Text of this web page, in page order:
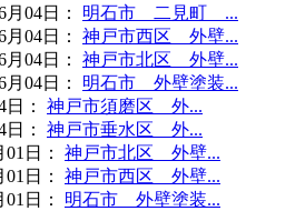
月04日 ：
明石市 二見町 ...
月04日 ：
神戸市西区 外壁...
月04日 ：
神戸市北区 外壁...
月04日 ：
明石市 外壁塗装...
日 ：
神戸市須磨区 外...
日 ：
神戸市垂水区 外...
01日 ：
神戸市北区 外壁...
01日 ：
神戸市西区 外壁...
01日 ：
明石市 外壁塗装...